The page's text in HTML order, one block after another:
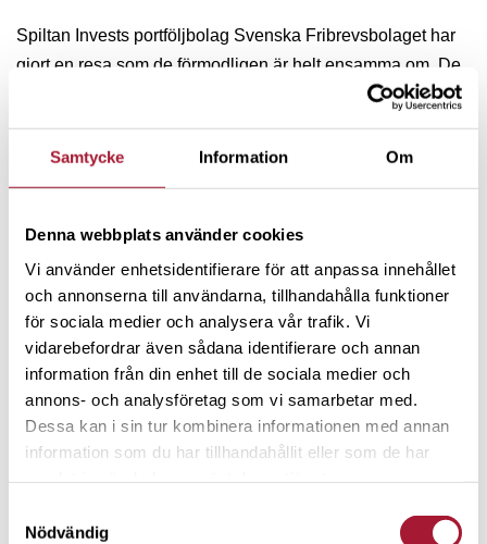
Samtycke Information Om
Denna webbplats använder cookies
Vi använder enhetsidentifierare för att anpassa innehållet
och annonserna till användarna, tillhandahålla funktioner
för sociala medier och analysera vår trafik. Vi
vidarebefordrar även sådana identifierare och annan
information från din enhet till de sociala medier och
annons- och analysföretag som vi samarbetar med.
Dessa kan i sin tur kombinera informationen med annan
information som du har tillhandahållit eller som de har
Nödvändig
Spiltan Invests portföljbolag Svenska Fribrevsbolaget har
gjort en resa som de förmodligen är helt ensamma om. De
har gått från att göra prisjämförelser på nätet till att som
pensionspengar. Deras resa speglar både innovation och
anpassning till de nya lagar som förändrat spelplanen
NYHETER
Bygger plattform för att förenkla
samarbete mellan privat och ideell
sektor